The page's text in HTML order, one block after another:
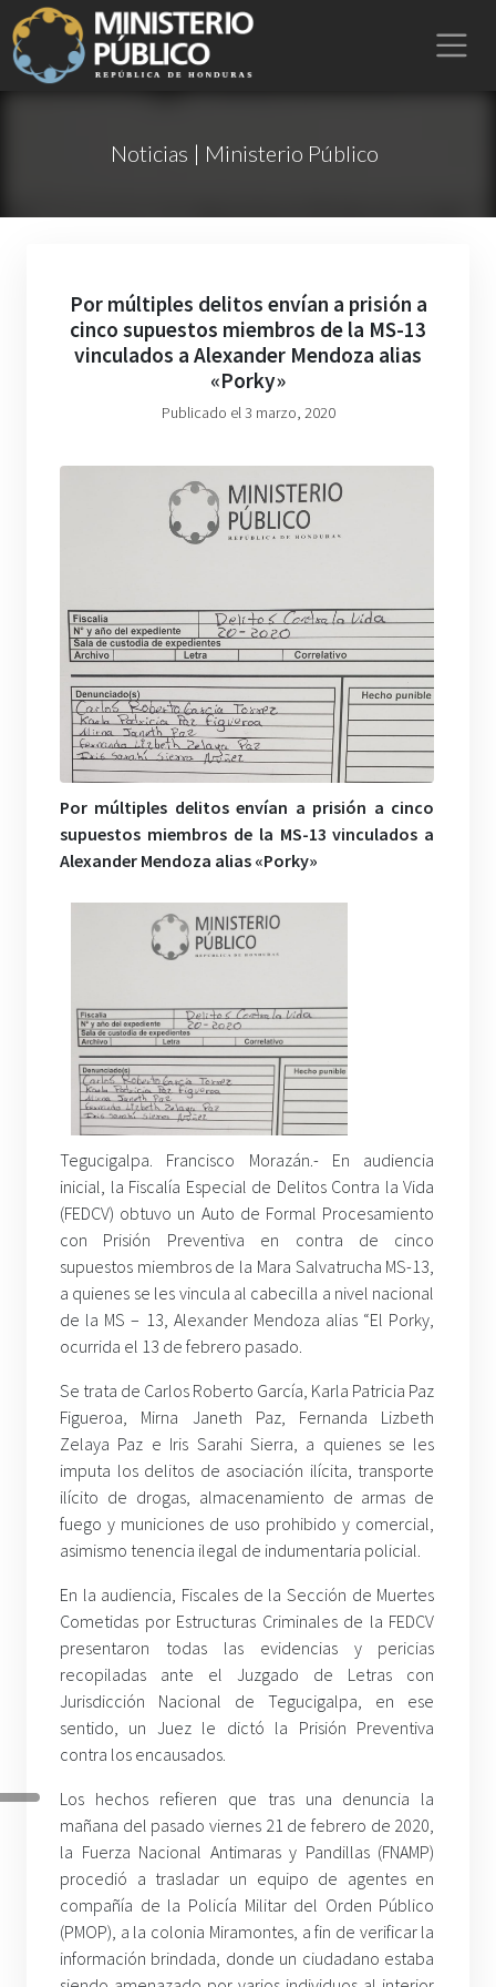
Noticias | Ministerio Público
Por múltiples delitos envían a prisión a
cinco supuestos miembros de la MS-13
vinculados a Alexander Mendoza alias
«Porky»
Publicado el 3 marzo, 2020
Por múltiples delitos envían a prisión a cinco
supuestos miembros de la MS-13 vinculados a
Alexander Mendoza alias «Porky»
Tegucigalpa. Francisco Morazán.- En audiencia
inicial, la Fiscalía Especial de Delitos Contra la Vida
(FEDCV) obtuvo un Auto de Formal Procesamiento
con Prisión Preventiva en contra de cinco
supuestos miembros de la Mara Salvatrucha MS-13,
a quienes se les vincula al cabecilla a nivel nacional
de la MS – 13, Alexander Mendoza alias “El Porky,
ocurrida el 13 de febrero pasado.
Se trata de Carlos Roberto García, Karla Patricia Paz
Figueroa, Mirna Janeth Paz, Fernanda Lizbeth
Zelaya Paz e Iris Sarahi Sierra, a quienes se les
imputa los delitos de asociación ilícita, transporte
ilícito de drogas, almacenamiento de armas de
fuego y municiones de uso prohibido y comercial,
asimismo tenencia ilegal de indumentaria policial.
En la audiencia, Fiscales de la Sección de Muertes
Cometidas por Estructuras Criminales de la FEDCV
presentaron todas las evidencias y pericias
recopiladas ante el Juzgado de Letras con
Jurisdicción Nacional de Tegucigalpa, en ese
sentido, un Juez le dictó la Prisión Preventiva
contra los encausados.
Los hechos refieren que tras una denuncia la
mañana del pasado viernes 21 de febrero de 2020,
la Fuerza Nacional Antimaras y Pandillas (FNAMP)
procedió a trasladar un equipo de agentes en
compañía de la Policía Militar del Orden Público
(PMOP), a la colonia Miramontes, a fin de verificar la
información brindada, donde un ciudadano estaba